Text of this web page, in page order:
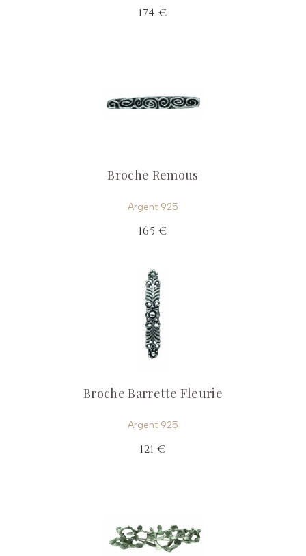
174 €
Broche Remous
Argent 925
165 €
Broche Barrette Fleurie
Argent 925
121 €